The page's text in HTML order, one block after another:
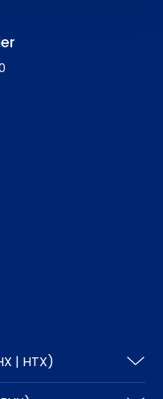
| HTX)